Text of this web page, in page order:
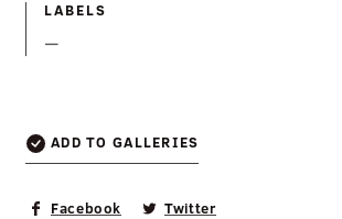
LABELS
—
ADD TO GALLERIES
Facebook Twitter